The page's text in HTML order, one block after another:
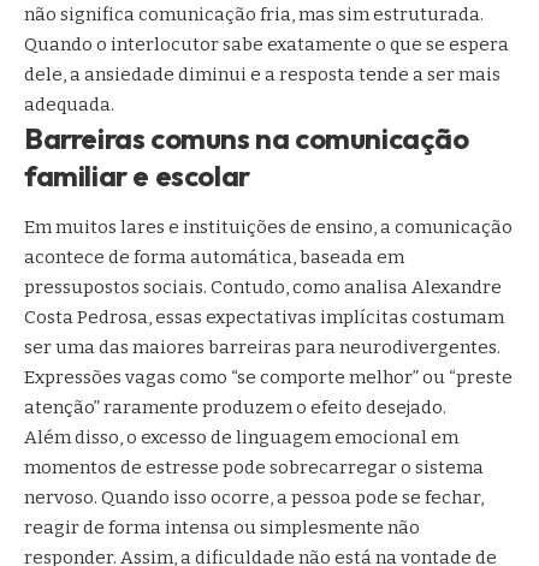
não significa comunicação fria, mas sim estruturada.
Quando o interlocutor sabe exatamente o que se espera
dele, a ansiedade diminui e a resposta tende a ser mais
adequada.
Barreiras comuns na comunicação
familiar e escolar
Em muitos lares e instituições de ensino, a comunicação
acontece de forma automática, baseada em
pressupostos sociais. Contudo, como analisa Alexandre
Costa Pedrosa, essas expectativas implícitas costumam
ser uma das maiores barreiras para neurodivergentes.
Expressões vagas como “se comporte melhor” ou “preste
atenção” raramente produzem o efeito desejado.
Além disso, o excesso de linguagem emocional em
momentos de estresse pode sobrecarregar o sistema
nervoso. Quando isso ocorre, a pessoa pode se fechar,
reagir de forma intensa ou simplesmente não
responder. Assim, a dificuldade não está na vontade de